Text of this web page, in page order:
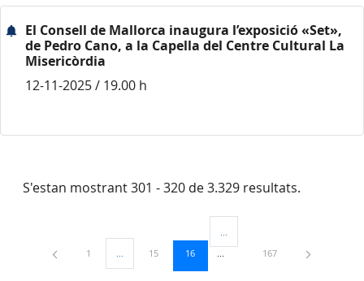
El Consell de Mallorca inaugura l’exposició «Set»,
de Pedro Cano, a la Capella del Centre Cultural La
Misericòrdia
12-11-2025 / 19.00 h
S'estan mostrant 301 - 320 de 3.329 resultats.
Pàgina
1 ...Pàgines intermèdies Utilitzeu TAB per navegar.
Pàgina
15 Pàgina
16
Pàgines intermèdies Utilitzeu
Pàgina
167